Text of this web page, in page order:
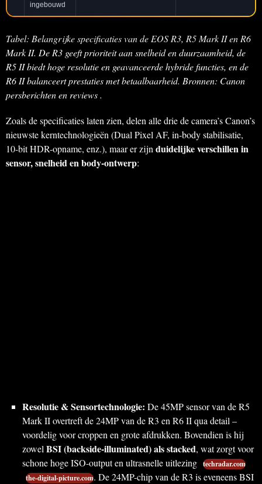
ingebouwd
Tabel: Belangrijke specificaties van de EOS R3, R5 Mark II en R6
Mark II. De R3 geeft prioriteit aan snelheid en duurzaamheid, de
R5 II biedt hoge resolutie en geavanceerde hybride functies, en de
R6 II balanceert prestaties met betaalbaarheid. Bronnen: Canon
persberichten en reviews .
Zoals de specificaties laten zien, delen alle drie de camera’s Canon’s
nieuwste kerntechnologieën (Dual Pixel AF, in-body stabilisatie,
10-bit HDR-opname, enz.), maar er zijnduidelijke verschillen in
sensor, snelheid en body-ontwerp:
Resolutie & Sensortechnologie: De 45MP sensor van de R5
Mark II overtreft de 24MP van de R3 en R6 II qua detail –
voordelig voor croppen en grote afdrukken. Bovendien is hij
zowelBSI (backside-illuminated) als stacked, wat zorgt voor
schone hoge ISO-output en ultrasnelle uitlezing techradar.com
the-digital-picture.com. De 24MP-chip van de R3 is eveneens BSI